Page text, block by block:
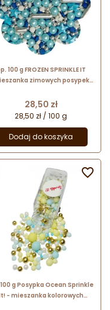
100 g FROZEN SPRINKLE IT
zimowych posypek
spożywczych
Cena
28,50 zł
28,50 zł / 100 g
Dodaj do koszyka
g Posypka Ocean Sprinkle
- mieszanka kolorowych
